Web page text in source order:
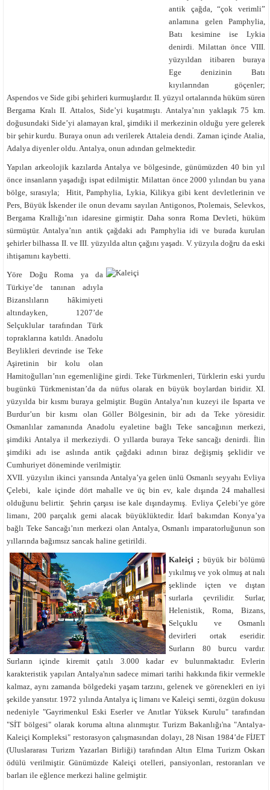
antik çağda, “çok verimli”
anlamına gelen Pamphylia,
Batı kesimine ise Lykia
denirdi. Milattan önce VIII.
yüzyıldan itibaren buraya
Ege denizinin Batı
kıyılarından göçenler;
Aspendos ve Side gibi şehirleri kurmuşlardır. II. yüzyıl ortalarında hüküm süren
Bergama Kralı II. Attalos, Side’yi kuşatmıştı. Antalya’nın yaklaşık 75 km.
doğusundaki Side’yi alamayan kral, şimdiki il merkezinin olduğu yere gelerek
bir şehir kurdu. Buraya onun adı verilerek Attaleia dendi. Zaman içinde Atalia,
Adalya diyenler oldu. Antalya, onun adından gelmektedir.
Yapılan arkeolojik kazılarda Antalya ve bölgesinde, günümüzden 40 bin yıl
önce insanların yaşadığı ispat edilmiştir. Milattan önce 2000 yılından bu yana
bölge, sırasıyla; Hitit, Pamphylia, Lykia, Kilikya gibi kent devletlerinin ve
Pers, Büyük İskender ile onun devamı sayılan Antigonos, Ptolemais, Selevkos,
Bergama Krallığı’nın idaresine girmiştir. Daha sonra Roma Devleti, hüküm
sürmüştür. Antalya’nın antik çağdaki adı Pamphylia idi ve burada kurulan
şehirler bilhassa II. ve III. yüzyılda altın çağını yaşadı. V. yüzyıla doğru da eski
ihtişamını kaybetti.
Yöre Doğu Roma ya da
Türkiye’de tanınan adıyla
Bizanslıların hâkimiyeti
altındayken, 1207’de
Selçuklular tarafından Türk
topraklarına katıldı. Anadolu
Beylikleri devrinde ise Teke
Aşiretinin bir kolu olan
Hamitoğulları’nın egemenliğine girdi. Teke Türkmenleri, Türklerin eski yurdu
bugünkü Türkmenistan’da da nüfus olarak en büyük boylardan biridir. XI.
yüzyılda bir kısmı buraya gelmiştir. Bugün Antalya’nın kuzeyi ile Isparta ve
Burdur’un bir kısmı olan Göller Bölgesinin, bir adı da Teke yöresidir.
Osmanlılar zamanında Anadolu eyaletine bağlı Teke sancağının merkezi,
şimdiki Antalya il merkeziydi. O yıllarda buraya Teke sancağı denirdi. İlin
şimdiki adı ise aslında antik çağdaki adının biraz değişmiş şeklidir ve
Cumhuriyet döneminde verilmiştir.
XVII. yüzyılın ikinci yarısında Antalya’ya gelen ünlü Osmanlı seyyahı Evliya
Çelebi, kale içinde dört mahalle ve üç bin ev, kale dışında 24 mahallesi
olduğunu belirtir. Şehrin çarşısı ise kale dışındaymış. Evliya Çelebi’ye göre
limanı, 200 parçalık gemi alacak büyüklüktedir. İdarî bakımdan Konya’ya
bağlı Teke Sancağı’nın merkezi olan Antalya, Osmanlı imparatorluğunun son
yıllarında bağımsız sancak haline getirildi.
Kaleiçi ;büyük bir bölümü
yıkılmış ve yok olmuş at nalı
şeklinde içten ve dıştan
surlarla çevrilidir. Surlar,
Helenistik, Roma, Bizans,
Selçuklu ve Osmanlı
devirleri ortak eseridir.
Surların 80 burcu vardır.
Surların içinde kiremit çatılı 3.000 kadar ev bulunmaktadır. Evlerin
karakteristik yapıları Antalya'nın sadece mimari tarihi hakkında fikir vermekle
kalmaz, aynı zamanda bölgedeki yaşam tarzını, gelenek ve görenekleri en iyi
şekilde yansıtır. 1972 yılında Antalya iç limanı ve Kaleiçi semti, özgün dokusu
nedeniyle "Gayrimenkul Eski Eserler ve Anıtlar Yüksek Kurulu" tarafından
"SİT bölgesi" olarak koruma altına alınmıştır. Turizm Bakanlığı'na "Antalya-
Kaleiçi Kompleksi" restorasyon çalışmasından dolayı, 28 Nisan 1984’de FİJET
(Uluslararası Turizm Yazarları Birliği) tarafından Altın Elma Turizm Oskarı
ödülü verilmiştir. Günümüzde Kaleiçi otelleri, pansiyonları, restoranları ve
barları ile eğlence merkezi haline gelmiştir.